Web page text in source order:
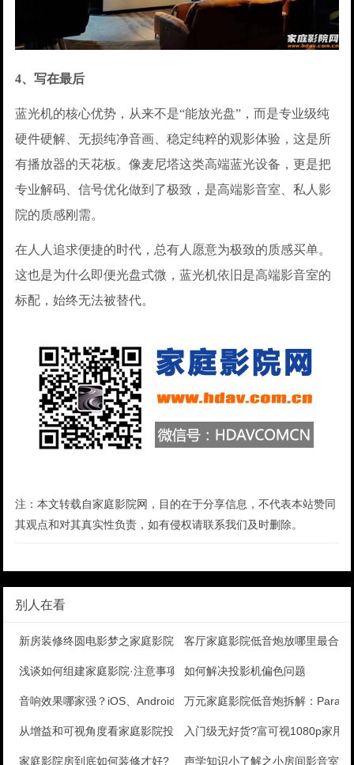
4、写在最后
蓝光机的核心优势，从来不是“能放光盘”，而是专业级纯
硬件硬解、无损纯净音画、稳定纯粹的观影体验，这是所
有播放器的天花板。像麦尼塔这类高端蓝光设备，更是把
专业解码、信号优化做到了极致，是高端影音室、私人影
院的质感刚需。
在人人追求便捷的时代，总有人愿意为极致的质感买单。
这也是为什么即便光盘式微，蓝光机依旧是高端影音室的
标配，始终无法被替代。
注：本文转载自家庭影院网，目的在于分享信息，不代表本站赞同
其观点和对其真实性负责，如有侵权请联系我们及时删除。
别人在看
新房装修终圆电影梦之家庭影院搭建笔记客厅家庭影院低音炮放哪里最合适
浅谈如何组建家庭影院·注意事项 如何解决投影机偏色问题
音响效果哪家强？iOS、Android大比拼万元家庭影院低音炮拆解：
从增益和可视角度看家庭影院投影幕应用入门级无好货?富可视1080p家用
家庭影院房到底如何装修才好? 声学知识小了解之小房间影音室装